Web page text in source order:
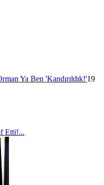
Ya Ben 'Kandırıldık!'19
Etti!...